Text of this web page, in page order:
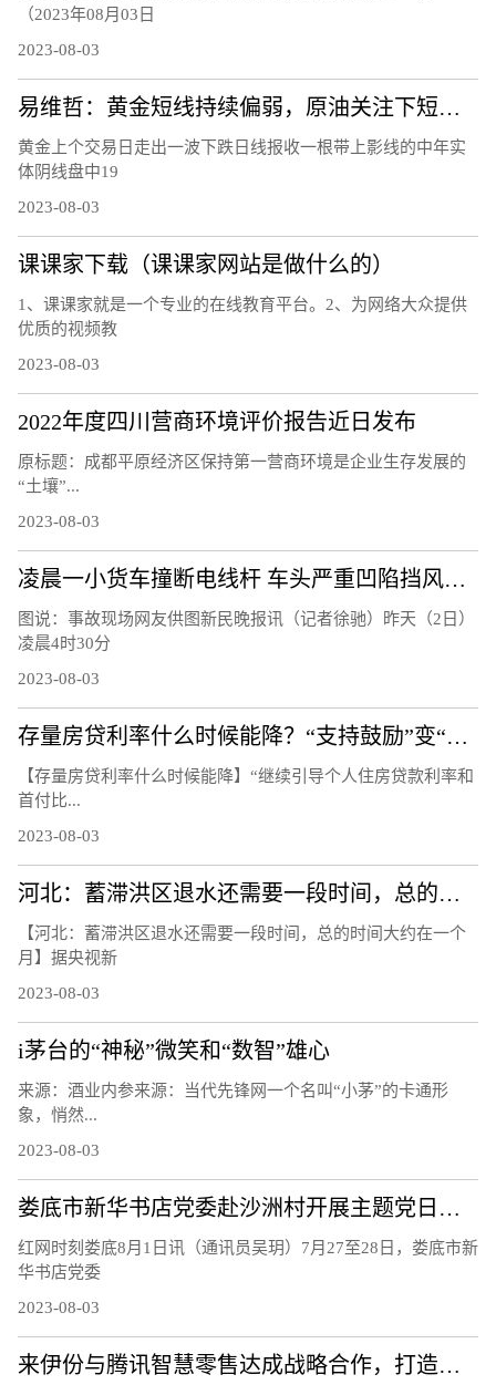
（2023年08月03日
2023-08-03
易维哲：黄金短线持续偏弱，原油关注下短线调整
黄金上个交易日走出一波下跌日线报收一根带上影线的中年实
体阴线盘中19
2023-08-03
课课家下载（课课家网站是做什么的）
1、课课家就是一个专业的在线教育平台。2、为网络大众提供
优质的视频教
2023-08-03
2022年度四川营商环境评价报告近日发布
原标题：成都平原经济区保持第一营商环境是企业生存发展的
“土壤”...
2023-08-03
凌晨一小货车撞断电线杆 车头严重凹陷挡风玻璃粉碎
图说：事故现场网友供图新民晚报讯（记者徐驰）昨天（2日）
凌晨4时30分
2023-08-03
存量房贷利率什么时候能降？“支持鼓励”变“指导”
【存量房贷利率什么时候能降】“继续引导个人住房贷款利率和
首付比...
2023-08-03
河北：蓄滞洪区退水还需要一段时间，总的时间大约在一个月
【河北：蓄滞洪区退水还需要一段时间，总的时间大约在一个
月】据央视新
2023-08-03
i茅台的“神秘”微笑和“数智”雄心
来源：酒业内参来源：当代先锋网一个名叫“小茅”的卡通形
象，悄然...
2023-08-03
娄底市新华书店党委赴沙洲村开展主题党日活动
红网时刻娄底8月1日讯（通讯员吴玥）7月27至28日，娄底市新
华书店党委
2023-08-03
来伊份与腾讯智慧零售达成战略合作，打造零售业数字化新标杆